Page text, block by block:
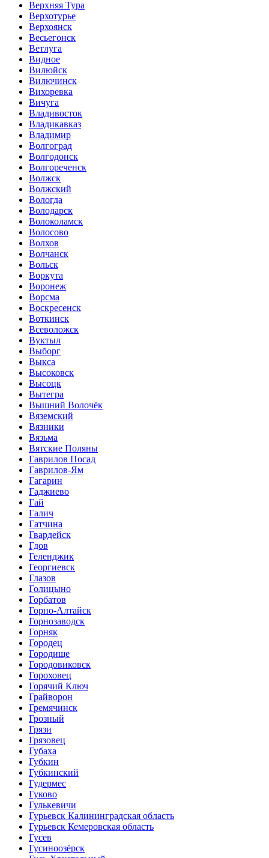
Верхняя Тура
Верхотурье
Верхоянск
Весьегонск
Ветлуга
Видное
Вилюйск
Вилючинск
Вихоревка
Вичуга
Владивосток
Владикавказ
Владимир
Волгоград
Волгодонск
Волгореченск
Волжск
Волжский
Вологда
Володарск
Волоколамск
Волосово
Волхов
Волчанск
Вольск
Воркута
Воронеж
Ворсма
Воскресенск
Воткинск
Всеволожск
Вуктыл
Выборг
Выкса
Высоковск
Высоцк
Вытегра
Вышний Волочёк
Вяземский
Вязники
Вязьма
Вятские Поляны
Гаврилов Посад
Гаврилов-Ям
Гагарин
Гаджиево
Гай
Галич
Гатчина
Гвардейск
Гдов
Геленджик
Георгиевск
Глазов
Голицыно
Горбатов
Горно-Алтайск
Горнозаводск
Горняк
Городец
Городище
Городовиковск
Гороховец
Горячий Ключ
Грайворон
Гремячинск
Грозный
Грязи
Грязовец
Губаха
Губкин
Губкинский
Гудермес
Гуково
Гулькевичи
Гурьевск Калининградская область
Гурьевск Кемеровская область
Гусев
Гусиноозёрск